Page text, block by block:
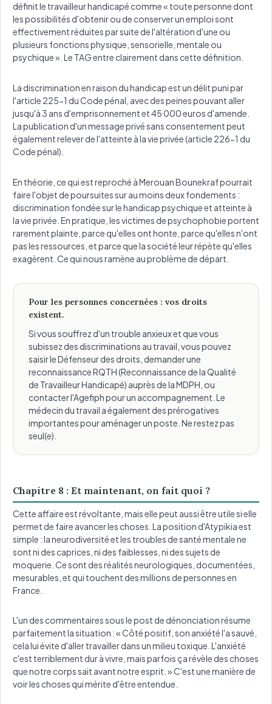
définit le travailleur handicapé comme « toute personne dont
les possibilités d'obtenir ou de conserver un emploi sont
effectivement réduites par suite de l'altération d'une ou
plusieurs fonctions physique, sensorielle, mentale ou
psychique ». Le TAG entre clairement dans cette définition.
La discrimination en raison du handicap est un délit puni par
l'article 225-1 du Code pénal, avec des peines pouvant aller
jusqu'à 3 ans d'emprisonnement et 45 000 euros d'amende.
La publication d'un message privé sans consentement peut
également relever de l'atteinte à la vie privée (article 226-1 du
Code pénal).
En théorie, ce qui est reproché à Merouan Bounekraf pourrait
faire l'objet de poursuites sur au moins deux fondements :
discrimination fondée sur le handicap psychique et atteinte à
la vie privée. En pratique, les victimes de psychophobie portent
rarement plainte, parce qu'elles ont honte, parce qu'elles n'ont
pas les ressources, et parce que la société leur répète qu'elles
exagèrent. Ce qui nous ramène au problème de départ.
Pour les personnes concernées : vos droits
existent.
Si vous souffrez d'un trouble anxieux et que vous
subissez des discriminations au travail, vous pouvez
saisir le Défenseur des droits, demander une
reconnaissance RQTH (Reconnaissance de la Qualité
de Travailleur Handicapé) auprès de la MDPH, ou
contacter l'Agefiph pour un accompagnement. Le
médecin du travail a également des prérogatives
importantes pour aménager un poste. Ne restez pas
seul(e).
Chapitre 8 : Et maintenant, on fait quoi ?
Cette affaire est révoltante, mais elle peut aussi être utile si elle
permet de faire avancer les choses. La position d'Atypikia est
simple : la neurodiversité et les troubles de santé mentale ne
sont ni des caprices, ni des faiblesses, ni des sujets de
moquerie. Ce sont des réalités neurologiques, documentées,
mesurables, et qui touchent des millions de personnes en
France.
L'un des commentaires sous le post de dénonciation résume
parfaitement la situation : « Côté positif, son anxiété l'a sauvé,
cela lui évite d'aller travailler dans un milieu toxique. L'anxiété
c'est terriblement dur à vivre, mais parfois ça révèle des choses
que notre corps sait avant notre esprit. » C'est une manière de
voir les choses qui mérite d'être entendue.